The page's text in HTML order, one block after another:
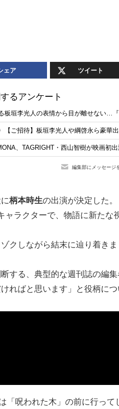
ェア ツイート
るアンケート
板垣李光人の表情から目が離せない…
【ご招待】板垣李光人や綱啓永ら豪華
、TAGRIGHT・西山智樹が映画初
編集部にメッセージ
柄本時生の出演が決定した。
ャラクターで、物語に新たな
クしながら結末に辿り着きま
する、典型的な週刊誌の編
ればと思います」と役柄につ
「呪われた木」の前に行って